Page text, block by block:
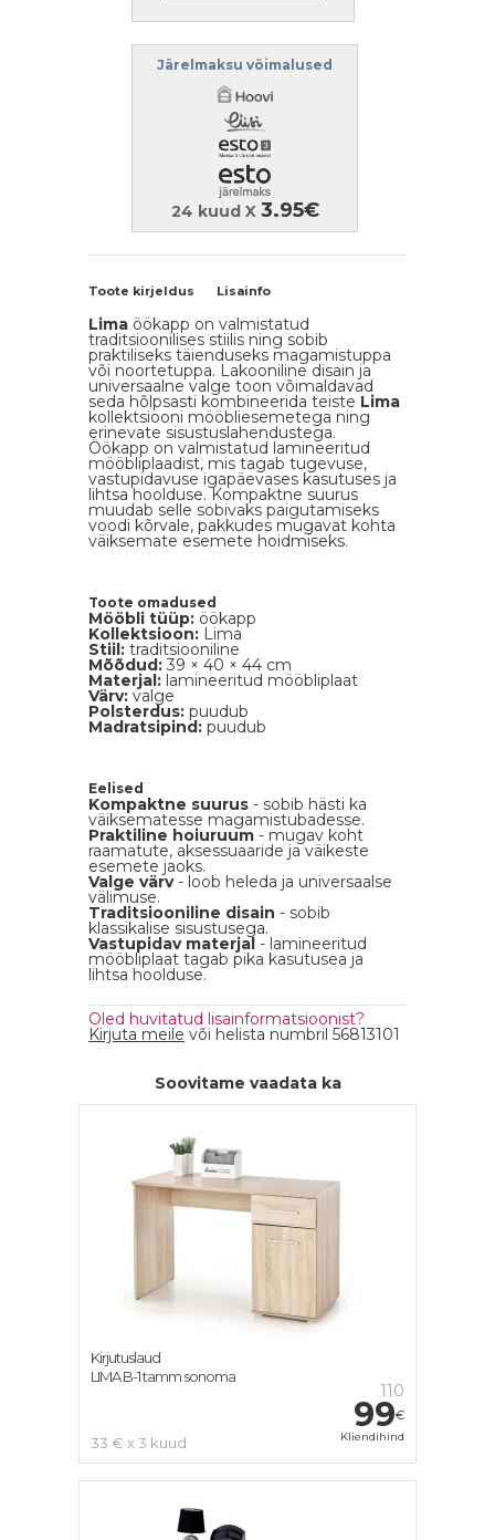
Järelmaksu võimalused
24 kuud X 3.95€
Toote kirjeldus Lisainfo
Lima öökapp on valmistatud
traditsioonilises stiilis ning sobib
praktiliseks täienduseks magamistuppa
või noortetuppa. Lakooniline disain ja
universaalne valge toon võimaldavad
seda hõlpsasti kombineerida teiste Lima
kollektsiooni mööbliesemetega ning
erinevate sisustuslahendustega.
Öökapp on valmistatud lamineeritud
mööbliplaadist, mis tagab tugevuse,
vastupidavuse igapäevases kasutuses ja
lihtsa hoolduse. Kompaktne suurus
muudab selle sobivaks paigutamiseks
voodi kõrvale, pakkudes mugavat kohta
väiksemate esemete hoidmiseks.
Toote omadused
Mööbli tüüp: öökapp
Kollektsioon: Lima
Stiil: traditsiooniline
Mõõdud: 39 × 40 × 44 cm
Materjal: lamineeritud mööbliplaat
Värv: valge
Polsterdus: puudub
Madratsipind: puudub
Eelised
Kompaktne suurus - sobib hästi ka
väiksematesse magamistubadesse.
Praktiline hoiuruum - mugav koht
raamatute, aksessuaaride ja väikeste
esemete jaoks.
Valge värv- loob heleda ja universaalse
välimuse.
Traditsiooniline disain - sobib
klassikalise sisustusega.
Vastupidav materjal - lamineeritud
mööbliplaat tagab pika kasutusea ja
lihtsa hoolduse.
Oled huvitatud lisainformatsioonist?
Kirjuta meile või helista numbril 56813101
Soovitame vaadata ka
110
99€
Kliendihind
33 € x 3 kuud
Kirjutuslaud
LIMA B-1 tamm sonoma